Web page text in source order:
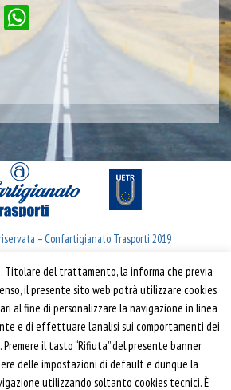
EmailWhatsApp
– Confartigianato Trasporti 2019
Confartigianato Trasporti
in Laterano, 152 | 00184 Roma
T: 06 70374.275
Titolare del trattamento, la informa che previa
il presente sito web potrà utilizzare cookies
al fine di personalizzare la navigazione in linea
e di effettuare l’analisi sui comportamenti dei
il tasto “Rifiuta” del presente banner
delle impostazioni di default e dunque la
utilizzando soltanto cookies tecnici. È